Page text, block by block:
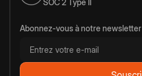
SOC 2 Type II
Abonnez-vous à notre newsletter